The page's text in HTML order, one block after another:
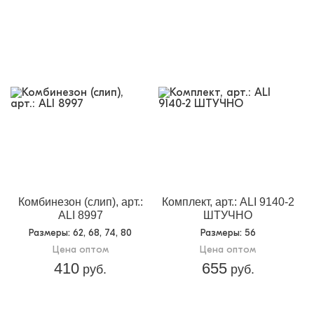
Комбинезон (слип), арт.:
ALI 8997
Размеры: 62, 68, 74, 80
Цена оптом
410 руб.
Комплект, арт.: ALI 9140-2
ШТУЧНО
Размеры: 56
Цена оптом
655руб.